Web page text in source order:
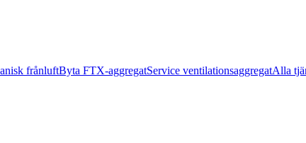
frånluftByta FTX-aggregatService ventilationsaggregatAlla